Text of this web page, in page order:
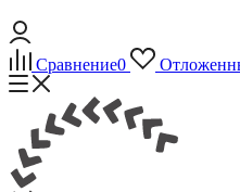
Сравнение0